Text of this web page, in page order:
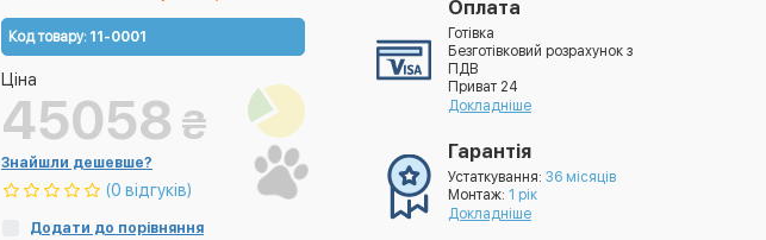
Код товару: 11-0001
Ціна
45058 ₴
Знайшли дешевше?
(0 відгуків)
Додати до порівняння
Оплата
Готівка
Безготівковий розрахунок з
ПДВ
Приват 24
Докладніше
Гарантія
Устаткування: 36 місяців
Монтаж: 1 рік
Докладніше